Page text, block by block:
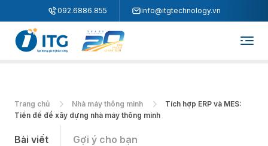
092.6886.855 info@itgtechnology.vn
Trang chủ Nhà máy thông minh
Tích hợp ERP và MES:
Tiền đề để xây dựng nhà máy thông minh
Bài viết Gợi ý cho bạn